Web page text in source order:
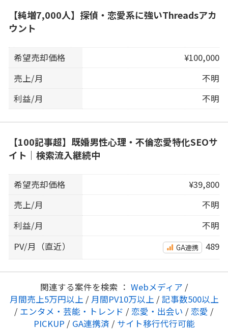
【純増7,000人】探偵・恋愛系に強いThreadsアカ
ウント
希望売却価格
¥100,000
売上/月
不明
利益/月
不明
【100記事超】既婚男性心理・不倫恋愛特化SEOサ
イト｜検索流入継続中
希望売却価格
¥39,800
売上/月
不明
利益/月
不明
PV/月（直近）
GA連携 489
関連する案件を検索 ： Webメディア /
月間売上5万円以上 / 月間PV10万以上 / 記事数500以上
/ エンタメ・芸能・トレンド / 恋愛・出会い / 恋愛 /
PICKUP / GA連携済 / サイト移行代行可能